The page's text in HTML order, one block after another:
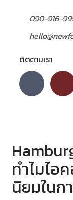
090-916-
ติดตามเรา
ทำไมไอ
นิยมในก